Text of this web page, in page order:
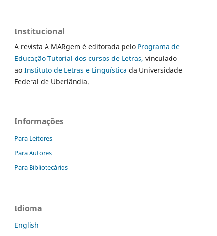
Institucional
A revista A MARgem é editorada pelo Programa de
Educação Tutorial dos cursos de Letras, vinculado
ao Instituto de Letras e Linguística da Universidade
Federal de Uberlândia.
Informações
Para Leitores
Para Autores
Para Bibliotecários
Idioma
English